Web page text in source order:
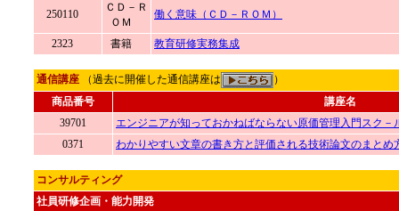
250110
ＣＤ－Ｒ
ＯＭ
働く意味（ＣＤ－ＲＯＭ）
2323 書籍 教育研修実務集成
通信講座 （過去に開催した通信講座は
）
商品番号
講座名
39701
エンジニアが知っておかねばならない原価管理入門スク－
0371
わかりやすい文章の書き方と評価される技術論文のまとめ
コンサルティング
社員研修企画・能力開発